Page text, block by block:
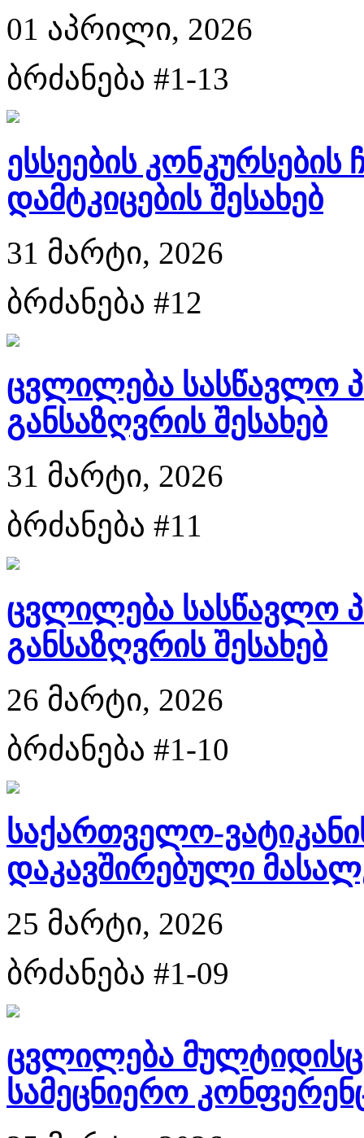
01 აპრილი, 2026
ბრძანება #1-13
ესსეების
დამტკიცების შესახებ
31 მარტი, 2026
ბრძანება #12
ცვლილება სასწავლო
განსაზღვრის შესახებ
31 მარტი, 2026
ბრძანება #11
ცვლილება სასწავლო
განსაზღვრის შესახებ
26 მარტი, 2026
ბრძანება #1-10
საქართველო-
დაკავშირებული
25 მარტი, 2026
ბრძანება #1-09
ცვლილება
სამეცნიერო